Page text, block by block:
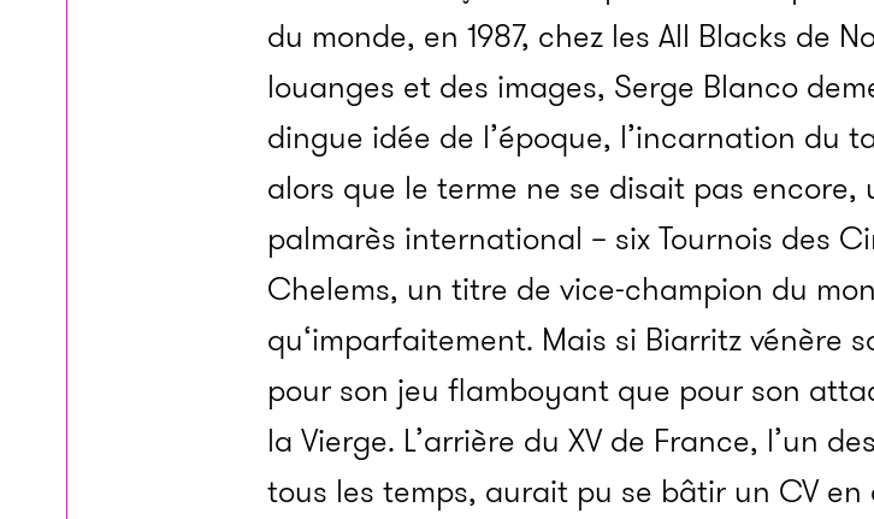
du monde, en 1987, chez les All Blacks de
louanges et des images, Serge Blanco
dingue idée de l’époque, l’incarnation du
alors que le terme ne se disait pas
palmarès international – six Tournois des
Chelems, un titre de vice-champion du
qu‘imparfaitement. Mais si Biarritz vénère
pour son jeu flamboyant que pour son
la Vierge. L’arrière du XV de France, l’un
tous les temps, aurait pu se bâtir un CV en